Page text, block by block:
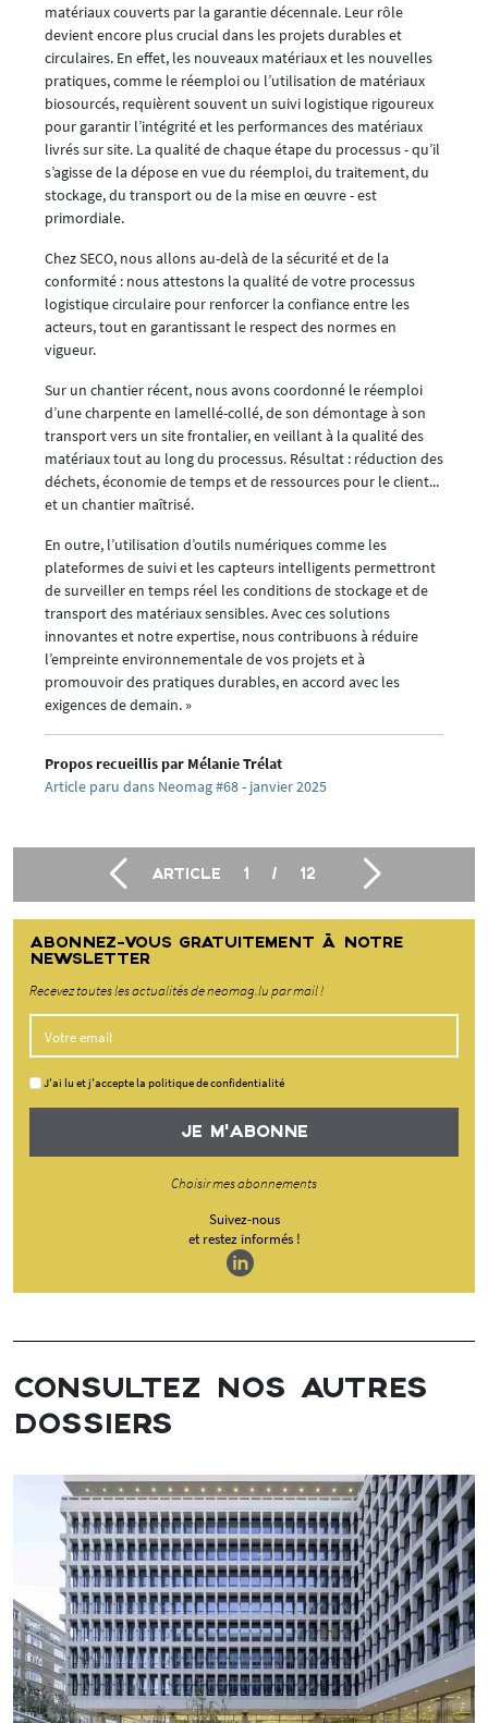
matériaux couverts par la garantie décennale. Leur rôle
devient encore plus crucial dans les projets durables et
circulaires. En effet, les nouveaux matériaux et les nouvelles
pratiques, comme le réemploi ou l’utilisation de matériaux
biosourcés, requièrent souvent un suivi logistique rigoureux
pour garantir l’intégrité et les performances des matériaux
livrés sur site. La qualité de chaque étape du processus - qu’il
s’agisse de la dépose en vue du réemploi, du traitement, du
stockage, du transport ou de la mise en œuvre - est
primordiale.
Chez SECO, nous allons au-delà de la sécurité et de la
conformité : nous attestons la qualité de votre processus
logistique circulaire pour renforcer la confiance entre les
acteurs, tout en garantissant le respect des normes en
vigueur.
Sur un chantier récent, nous avons coordonné le réemploi
d’une charpente en lamellé-collé, de son démontage à son
transport vers un site frontalier, en veillant à la qualité des
matériaux tout au long du processus. Résultat : réduction des
déchets, économie de temps et de ressources pour le client...
et un chantier maîtrisé.
En outre, l’utilisation d’outils numériques comme les
plateformes de suivi et les capteurs intelligents permettront
de surveiller en temps réel les conditions de stockage et de
transport des matériaux sensibles. Avec ces solutions
innovantes et notre expertise, nous contribuons à réduire
l’empreinte environnementale de vos projets et à
promouvoir des pratiques durables, en accord avec les
exigences de demain. »
Propos recueillis par Mélanie Trélat
Article paru dans Neomag #68 - janvier 2025
ARTICLE 1 / 12
ABONNEZ-VOUS GRATUITEMENT À NOTRE
NEWSLETTER
Recevez toutes les actualités de neomag.lu par mail !
J'ai lu et j'accepte la politique de confidentialité
JE M'ABONNE
Choisir mes abonnements
Suivez-nous
et restez informés !
CONSULTEZ NOS AUTRES
DOSSIERS